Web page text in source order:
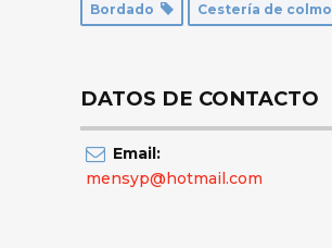
Bordado Cestería de colmo
DATOS DE CONTACTO
Email:
mensyp@hotmail.com